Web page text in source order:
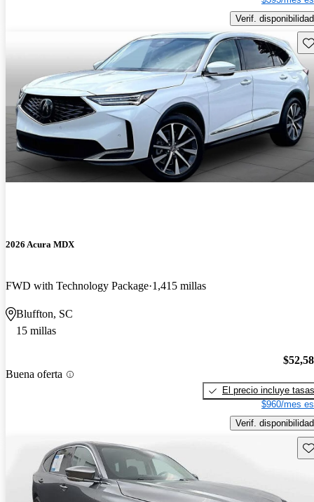
Verif. disponibilidad
2026 Acura MDX
FWD with Technology Package 1,415 millas
Bluffton, SC
15 millas
Buena oferta
El precio incluye tasas
$960/mes
Verif. disponibilidad